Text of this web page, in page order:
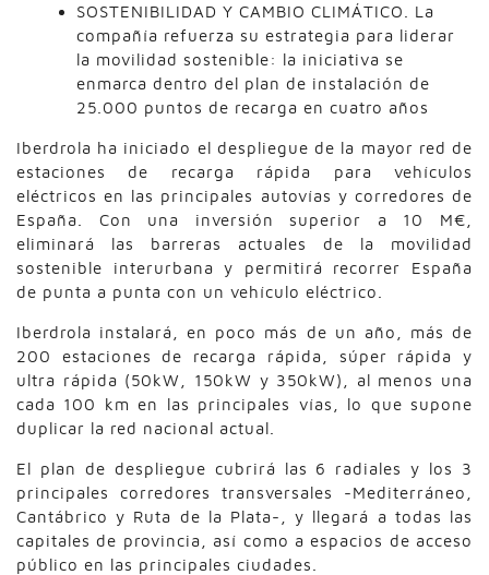
SOSTENIBILIDAD Y CAMBIO CLIMÁTICO. La
compañía refuerza su estrategia para liderar
la movilidad sostenible: la iniciativa se
enmarca dentro del plan de instalación de
25.000 puntos de recarga en cuatro años
Iberdrola ha iniciado el despliegue de la mayor red de
estaciones de recarga rápida para vehículos
eléctricos en las principales autovías y corredores de
España. Con una inversión superior a 10 M€,
eliminará las barreras actuales de la movilidad
sostenible interurbana y permitirá recorrer España
de punta a punta con un vehículo eléctrico.
Iberdrola instalará, en poco más de un año, más de
200 estaciones de recarga rápida, súper rápida y
ultra rápida (50kW, 150kW y 350kW), al menos una
cada 100 km en las principales vías, lo que supone
duplicar la red nacional actual.
El plan de despliegue cubrirá las 6 radiales y los 3
principales corredores transversales -Mediterráneo,
Cantábrico y Ruta de la Plata-, y llegará a todas las
capitales de provincia, así como a espacios de acceso
público en las principales ciudades.